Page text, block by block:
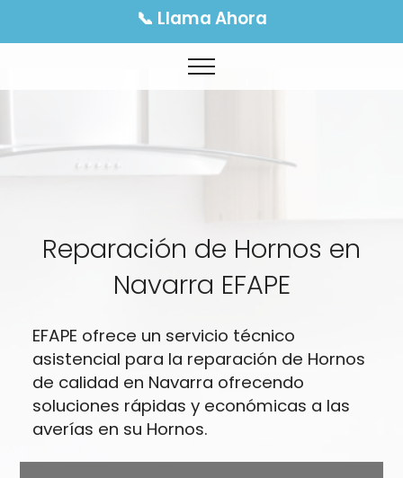
📞 Llama Ahora
Reparación de Hornos en
Navarra EFAPE
EFAPE ofrece un servicio técnico
asistencial para la reparación de Hornos
de calidad en Navarra ofrecendo
soluciones rápidas y económicas a las
averías en su Hornos.